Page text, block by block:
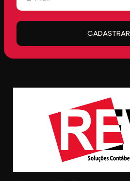
CADASTRAR